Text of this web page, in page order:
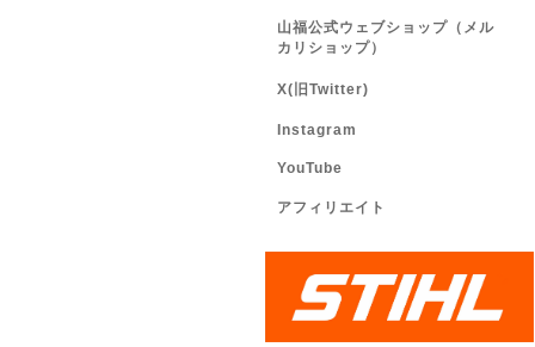
山福公式ウェブショップ（メル
カリショップ）
X(旧Twitter)
Instagram
YouTube
アフィリエイト